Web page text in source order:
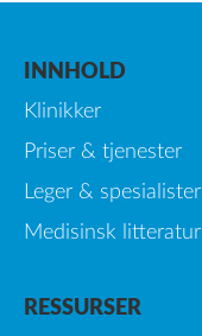
INNHOLD
Klinikker
Priser & tjenester
Leger & spesialister
Medisinsk litteratur
RESSURSER